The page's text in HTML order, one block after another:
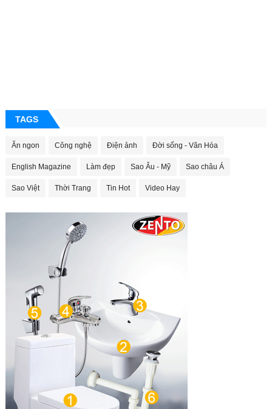
TAGS
Ăn ngon Công nghệ Điện ảnh Đời sống - Văn Hóa
English Magazine Làm đẹp Sao Âu - Mỹ Sao châu Á
Sao Việt Thời Trang Tin Hot Video Hay